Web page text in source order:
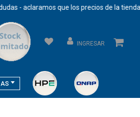
que los precios de la tienda se
INGRESAR